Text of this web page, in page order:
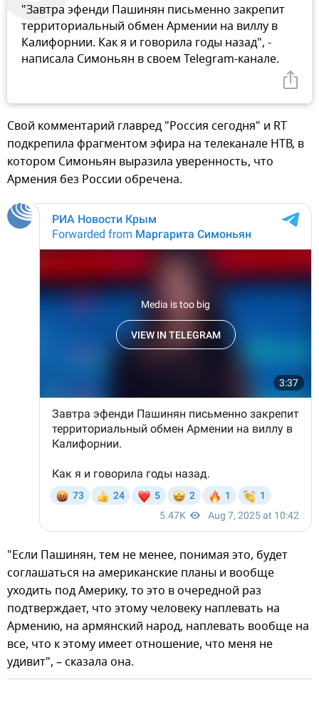
"Завтра эфенди Пашинян письменно закрепит
территориальный обмен Армении на виллу в
Калифорнии. Как я и говорила годы назад", -
написала Симоньян в своем Telegram-канале.
Свой комментарий главред "Россия сегодня" и RT
подкрепила фрагментом эфира на телеканале НТВ, в
котором Симоньян выразила уверенность, что
Армения без России обречена.
"Если Пашинян, тем не менее, понимая это, будет
соглашаться на американские планы и вообще
уходить под Америку, то это в очередной раз
подтверждает, что этому человеку наплевать на
Армению, на армянский народ, наплевать вообще на
все, что к этому имеет отношение, что меня не
удивит", – сказала она.